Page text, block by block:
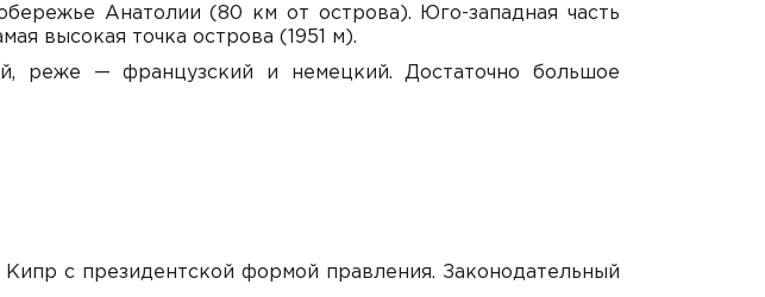
Анатолии (80 км от острова). Юго-западная часть
высокая точка острова (1951 м).
реже — французский и немецкий. Достаточно большое
Кипр с президентской формой правления. Законодательный